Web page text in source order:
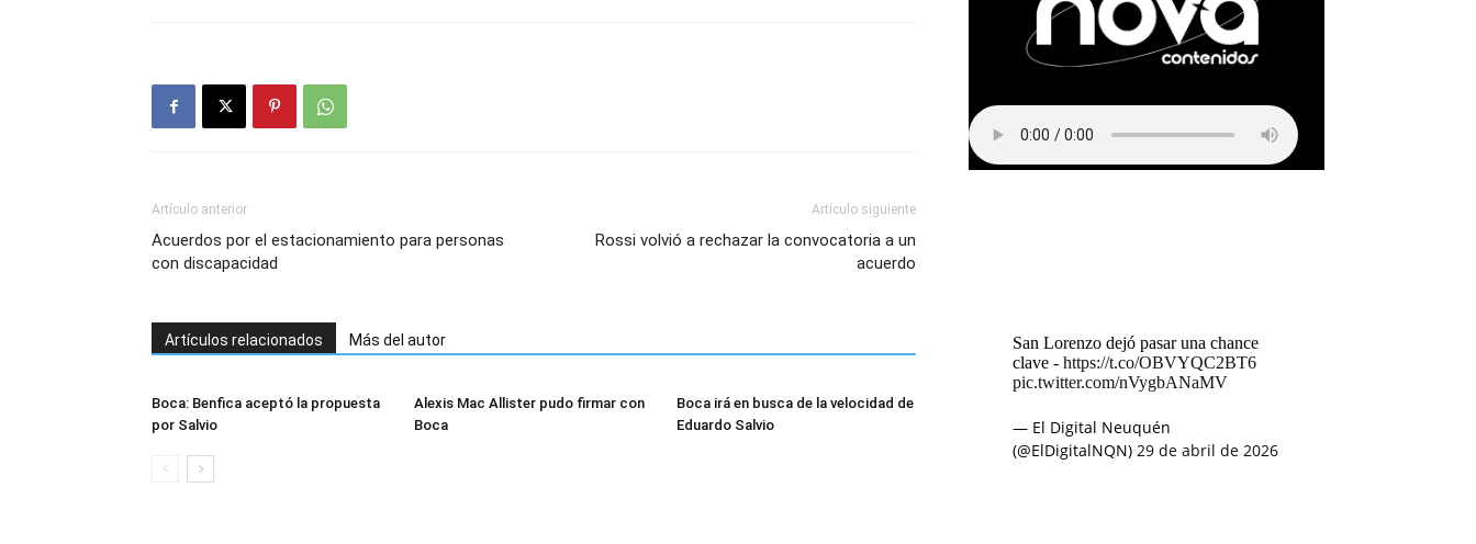
Artículo anterior
Acuerdos por el estacionamiento para personas
con discapacidad
Artículo siguiente
Rossi volvió a rechazar la convocatoria a un
acuerdo
Artículos relacionados Más del autor
Boca: Benfica aceptó la propuesta
por Salvio
Alexis Mac Allister pudo firmar con
Boca
Boca irá en busca de la velocidad de
Eduardo Salvio
San Lorenzo dejó pasar una chance
clave - https://t.co/OBVYQC2BT6
pic.twitter.com/nVygbANaMV
— El Digital Neuquén
(@ElDigitalNQN) 29 de abril de 2026